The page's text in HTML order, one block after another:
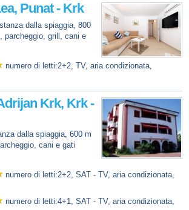
Punat - Krk
dalla spiaggia, 800
parcheggio, grill, cani e
numero di letti:2+2, TV, aria condizionata,
Krk, Krk -
dalla spiaggia, 600 m
cani e gati
numero di letti:2+2, SAT - TV, aria condizionata,
numero di letti:4+1, SAT - TV, aria condizionata,